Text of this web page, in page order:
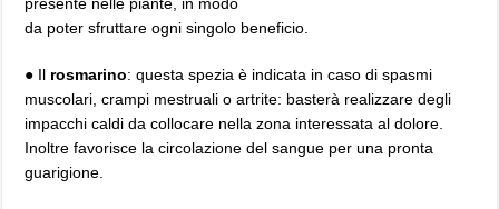
da poter sfruttare ogni singolo beneficio.
● Il rosmarino: questa spezia è indicata in caso di spasmi
muscolari, crampi mestruali o artrite: basterà realizzare degli
impacchi caldi da collocare nella zona interessata al dolore.
Inoltre favorisce la circolazione del sangue per una pronta
guarigione.